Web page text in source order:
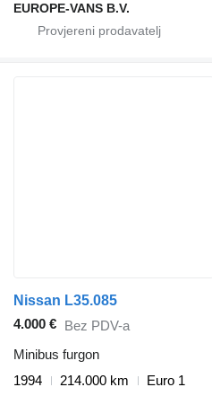
EUROPE-VANS B.V.
Nissan L35.085
4.000 € Bez PDV-a
Minibus furgon
1994
214.000 km
Euro 1